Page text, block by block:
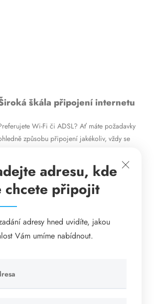
škála připojení internetu
Wi-Fi či ADSL? Ať máte požadavky
způsobu připojení jakékoliv, vždy se
vysokorychlostního ADSL internetu nabízíme
mobilní internet i levné internetové
prostřednictvím Wi-Fi. Způsob
připojení přizpůsobíme vašim specifickým
adresu, kde
chcete připojit
adresy hned uvidíte, jakou
Vám umíme nabídnout.
pole